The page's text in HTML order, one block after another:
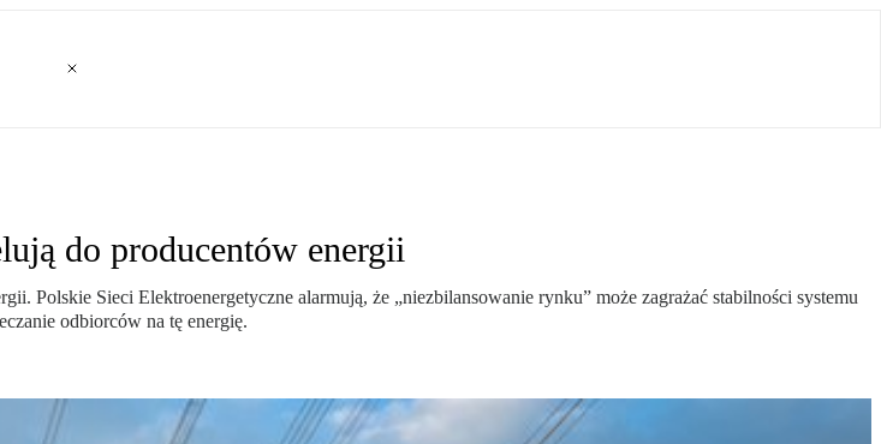
do producentów energii
Polskie Sieci Elektroenergetyczne alarmują, że „niezbilansowanie rynku” może zagrażać stabilności systemu
odbiorców na tę energię.